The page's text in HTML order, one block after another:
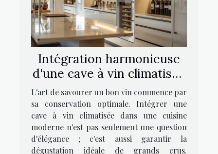
Intégration harmonieuse
d'une cave à vin climatisée
dans une cuisine moderne
L'art de savourer un bon vin commence par
sa conservation optimale. Intégrer une
cave à vin climatisée dans une cuisine
moderne n'est pas seulement une question
d'élégance ; c'est aussi garantir la
dégustation idéale de grands crus.